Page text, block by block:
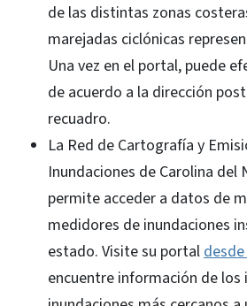
de las distintas zonas
marejadas ciclónicas
Una vez en el portal, puede
de acuerdo a la dirección
recuadro.
La Red de Cartografía y
Inundaciones de Carolina del
permite acceder a datos de
medidores de inundaciones
estado. Visite su portal
encuentre información de los